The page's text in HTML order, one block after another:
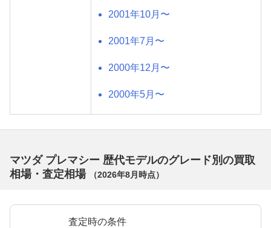
2001年10月〜
2001年7月〜
2000年12月〜
2000年5月〜
マツダ プレマシー 歴代モデルのグレード別の買取
相場・査定相場
（2026年8月 時点）
査定時の条件